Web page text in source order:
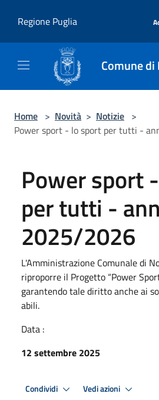
Regione Puglia
Comune
Home > Novità > Notizie >
Power sport - lo sport per tutti -
Power sport
per tutti -
2025/2026
L'Amministrazione Comunale di
riproporre il Progetto “Power
garantendo tale diritto anche ai
abili.
Data :
12 settembre 2025
Condividi Vedi azioni